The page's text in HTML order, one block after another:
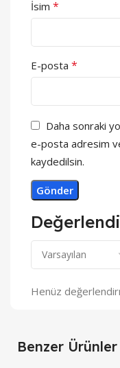
Henüz
İsim *
E-posta *
Daha sonraki
e-posta adresim
kaydedilsin.
Benzer Ürünler